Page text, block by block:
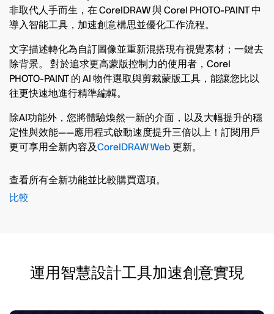
非取代人手而生，在 CorelDRAW 與 Corel PHOTO-PAINT 中
導入智能工具，加速創意構思並優化工作流程。
文字描述轉化為自訂圖像並重新混搭現有視覺素材； 一鍵去
除背景。 對於追求更高蒙版控制力的使用者，Corel
PHOTO-PAINT 的 AI 物件選取與剪裁蒙版工具，能讓您比以
往更快速地進行精準編輯。
除AI功能外，您將體驗煥然一新的介面，以及大幅提升的穩
定性與效能——應用程式啟動速度提升三倍以上！訂閱用戶
更可享用全新內容及CorelDRAW Web 更新。
查看所有全新功能並比較購買選項。
比較
運用智慧設計工具加速創意實現